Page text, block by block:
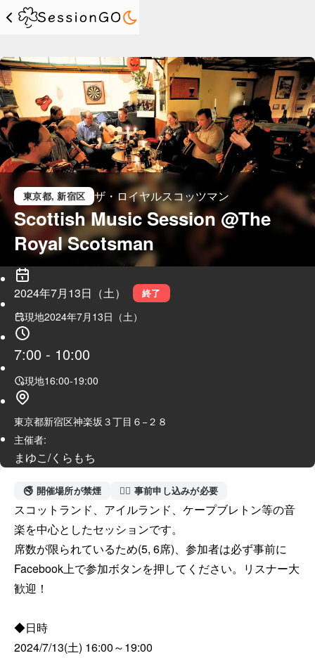
東京都, 新宿区 ザ・ロイヤルスコッツマン
Scottish Music Session @The
Royal Scotsman
2024年7月13日（土） 終了
現地2024年7月13日（土）
7:00 - 10:00
現地16:00-19:00
東京都新宿区神楽坂３丁目６−２８
主催者:
まゆこ/くらもち
🚭 開催場所が禁煙 🙋‍♀️ 事前申し込みが必要
スコットランド、アイルランド、ケープブレトン等の音
楽を中心としたセッションです。
席数が限られているため(5, 6席)、参加者は必ず事前に
Facebook上で参加ボタンを押してください。リスナー大
歓迎！
◆日時
2024/7/13(土) 16:00～19:00